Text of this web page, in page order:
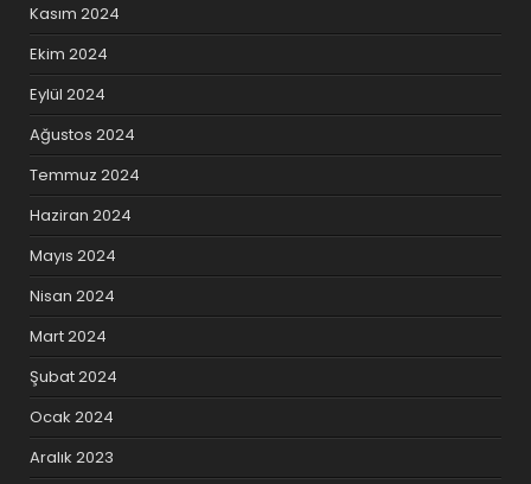
Kasım 2024
Ekim 2024
Eylül 2024
Ağustos 2024
Temmuz 2024
Haziran 2024
Mayıs 2024
Nisan 2024
Mart 2024
Şubat 2024
Ocak 2024
Aralık 2023